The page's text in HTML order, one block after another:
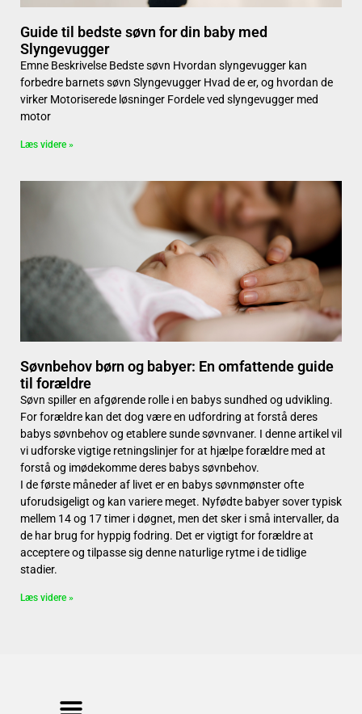
Guide til bedste søvn for din baby med
Slyngevugger
Emne Beskrivelse Bedste søvn Hvordan slyngevugger kan
forbedre barnets søvn Slyngevugger Hvad de er, og hvordan de
virker Motoriserede løsninger Fordele ved slyngevugger med
motor
Læs videre »
Søvnbehov børn og babyer: En omfattende guide
til forældre
Søvn spiller en afgørende rolle i en babys sundhed og udvikling.
For forældre kan det dog være en udfordring at forstå deres
babys søvnbehov og etablere sunde søvnvaner. I denne artikel vil
vi udforske vigtige retningslinjer for at hjælpe forældre med at
forstå og imødekomme deres babys søvnbehov.
I de første måneder af livet er en babys søvnmønster ofte
uforudsigeligt og kan variere meget. Nyfødte babyer sover typisk
mellem 14 og 17 timer i døgnet, men det sker i små intervaller, da
de har brug for hyppig fodring. Det er vigtigt for forældre at
acceptere og tilpasse sig denne naturlige rytme i de tidlige
stadier.
Læs videre »